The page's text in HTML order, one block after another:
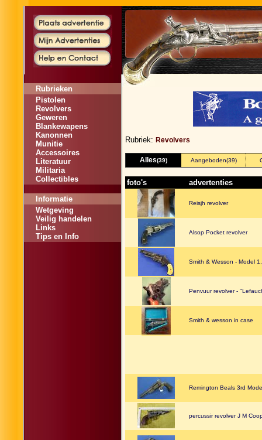
Rubrieken
Pistolen
Revolvers
Geweren
Blankewapens
Kanonnen
Munitie
Accessoires
Literatuur
Militaria
Collectibles
Informatie
Wetgeving
Veilig handelen
Links
Tips en Info
Rubriek: Revolvers
Alles(39) Aangeboden(39)
foto's advertenties
Reisjh revolver
Alsop Pocket revolver
Smith & Wesson - Model
Penvuur revolver -
Smith & wesson in case
Remington Beals 3rd
percussir revolver J M